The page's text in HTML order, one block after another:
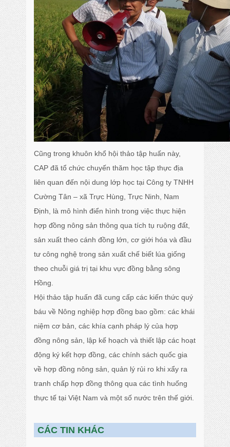
Cũng trong khuôn khổ hội thảo tập huấn này,
CAP đã tổ chức chuyến thăm học tập thực địa
liên quan đến nội dung lớp học tại Công ty TNHH
Cường Tân – xã Trực Hùng, Trực Ninh, Nam
Định, là mô hình điển hình trong việc thực hiện
hợp đồng nông sản thông qua tích tụ ruộng đất,
sản xuất theo cánh đồng lớn, cơ giới hóa và đầu
tư công nghệ trong sản xuất chế biết lúa giống
theo chuỗi giá trị tại khu vực đồng bằng sông
Hồng.
Hội thảo tập huấn đã cung cấp các kiến thức quý
báu về Nông nghiệp hợp đồng bao gồm: các khái
niệm cơ bản, các khía cạnh pháp lý của hợp
đồng nông sản, lập kế hoạch và thiết lập các hoạt
động ký kết hợp đồng, các chính sách quốc gia
về hợp đồng nông sản, quản lý rủi ro khi xẩy ra
tranh chấp hợp đồng thông qua các tình huống
thực tế tại Việt Nam và một số nước trên thế giới.
CÁC TIN KHÁC